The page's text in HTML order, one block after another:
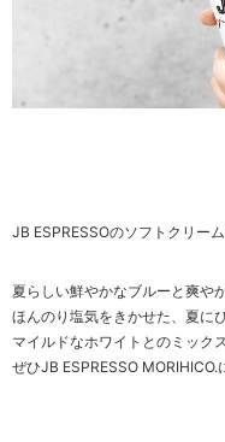
JB ESPRESSOのソフトクリー
夏らしい鮮やかなブルーと爽や
ほんのり塩気をきかせた、夏に
マイルドなホワイトとのミック
ぜひJB ESPRESSO MORIHICO.